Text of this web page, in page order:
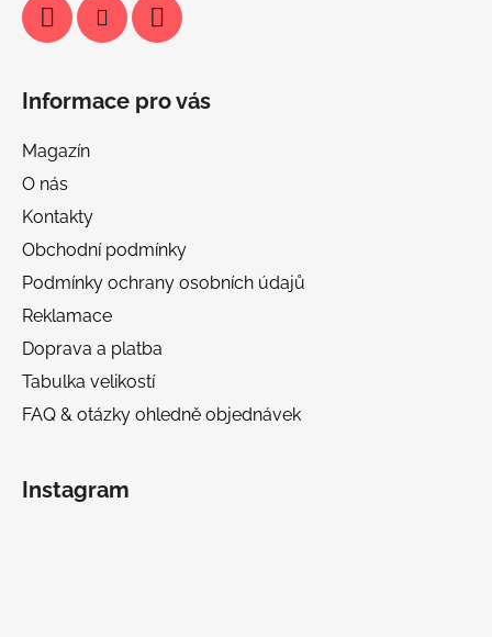
Informace pro vás
Magazín
O nás
Kontakty
Obchodní podmínky
Podmínky ochrany osobních údajů
Reklamace
Doprava a platba
Tabulka velikostí
FAQ & otázky ohledně objednávek
Instagram